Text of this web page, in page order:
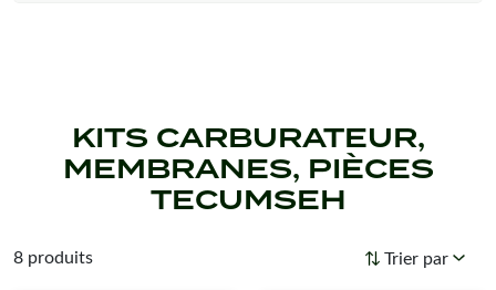
KITS CARBURATEUR,
MEMBRANES, PIÈCES
TECUMSEH
8 produits Trier par